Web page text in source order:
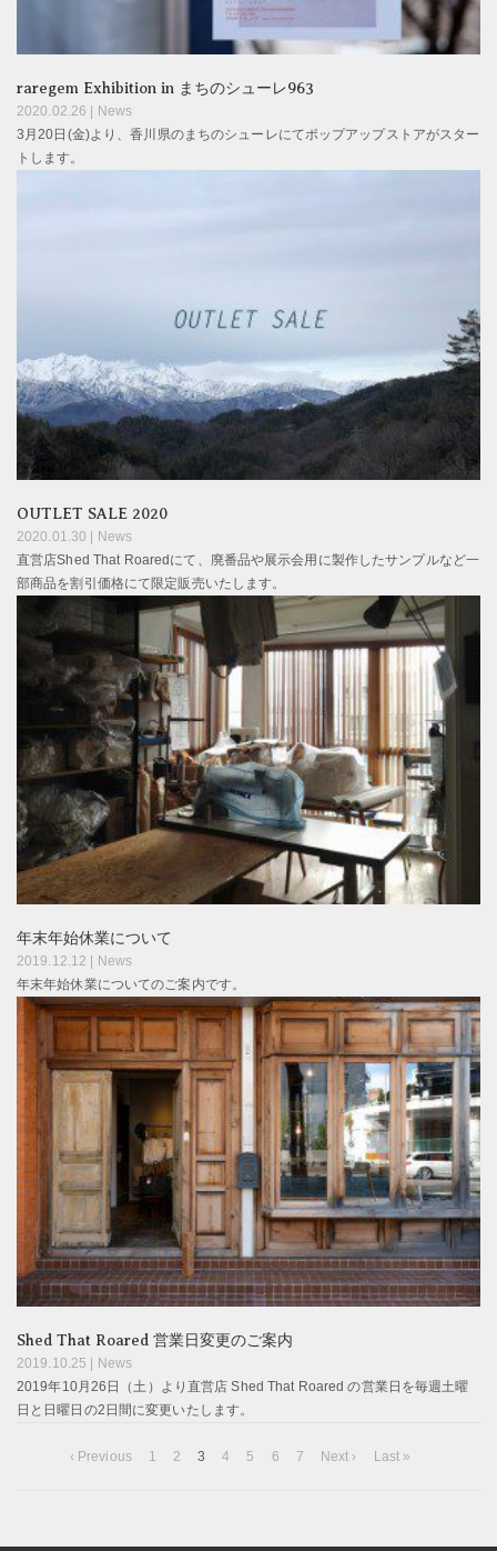
raregem Exhibition in まちのシューレ963
2020.02.26 | News
3月20日(金)より、香川県のまちのシューレにてポップアップストアがスター
トします。
OUTLET SALE 2020
2020.01.30 | News
直営店Shed That Roaredにて、廃番品や展示会用に製作したサンプルなど一
部商品を割引価格にて限定販売いたします。
年末年始休業について
2019.12.12 |
News
年末年始休業についてのご案内です。
Shed That Roared 営業日変更のご案内
2019.10.25 | News
2019年10月26日（土）より直営店 Shed That Roared の営業日を毎週土曜
日と日曜日の2日間に変更いたします。
‹ Previous 1 2 3 4 5 6 7 Next › Last »